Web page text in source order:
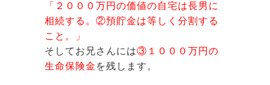
「２０００万円の価値の自宅は長男に
相続する。②預貯金は等しく分割する
こと。」
そしてお兄さんには③１０００万円の
生命保険金 を残します。